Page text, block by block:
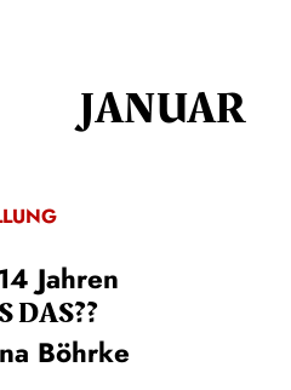
JANUAR
Jahren
DAS??
Böhrke